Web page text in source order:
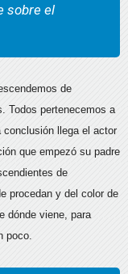
sobre el
de
Todos pertenecemos a
conclusión llega el actor
que empezó su padre
de
procedan y del color de
dónde viene, para
poco.